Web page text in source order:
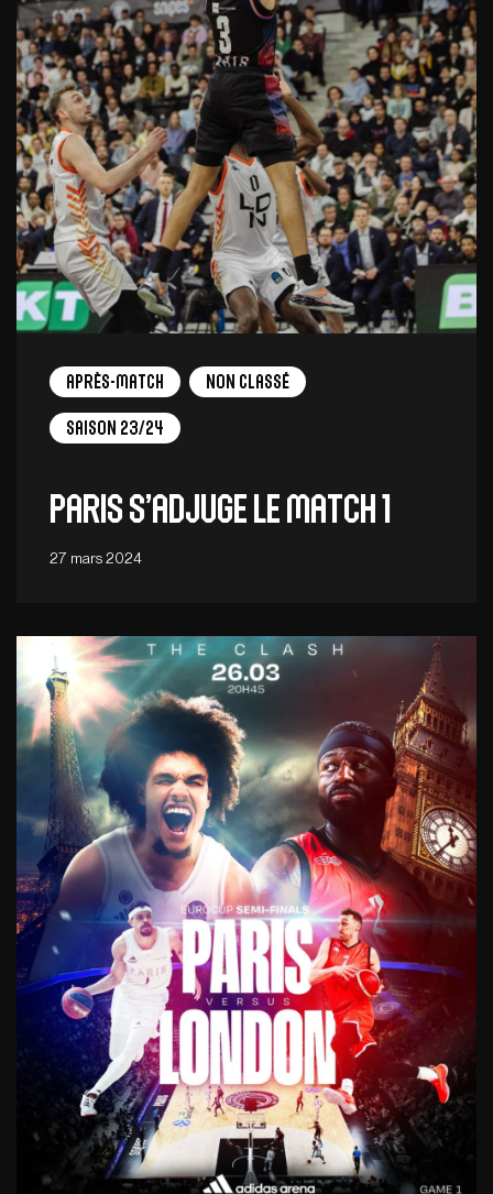
Après-match Non Classé
Saison 23/24
Paris s’adjuge le match 1
27 mars 2024